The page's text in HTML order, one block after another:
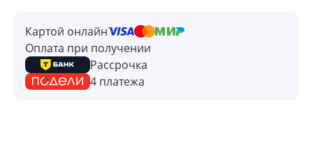
Картой онлайн
Оплата при получении
Рассрочка
4 платежа